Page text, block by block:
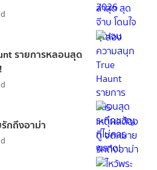
รายการหลอนสุด
กถึงอาม่า